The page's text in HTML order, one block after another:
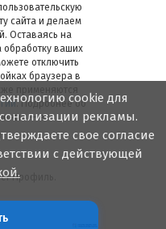
сайта и делаем
Оставаясь на
обработку ваших
отключить
браузера в
. Подробнее об
— в
.
Профиль.
cookie для
рекламы.
свое согласие
с действующей